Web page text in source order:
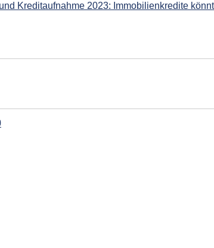
Kreditaufnahme 2023: Immobilienkredite